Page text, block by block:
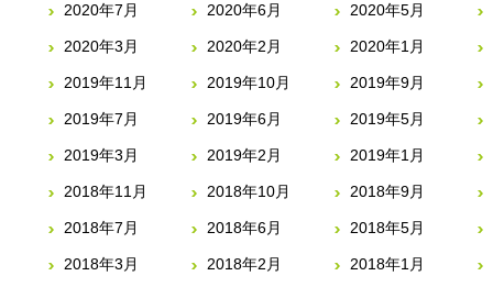
2020年7月 2020年6月 2020年5月
2020年3月 2020年2月 2020年1月
2019年11月 2019年10月 2019年9月
2019年7月 2019年6月 2019年5月
2019年3月 2019年2月 2019年1月
2018年11月 2018年10月 2018年9月
2018年7月 2018年6月 2018年5月
2018年3月 2018年2月 2018年1月